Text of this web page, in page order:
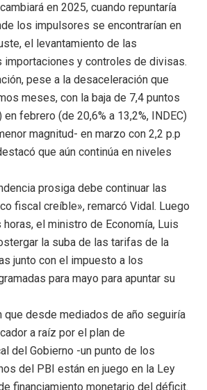
en 2025, cuando repuntaría
los impulsores se encontrarían en
el levantamiento de las
importaciones y controles de divisas.
pese a la desaceleración que
meses, con la baja de 7,4 puntos
febrero (de 20,6% a 13,2%, INDEC)
magnitud- en marzo con 2,2 p.p
que aún continúa en niveles
prosiga debe continuar las
fiscal creíble», remarcó Vidal. Luego
el ministro de Economía, Luis
la suba de las tarifas de la
junto con el impuesto a los
para mayo para apuntar su
que desde mediados de año seguiría
a raíz por el plan de
del Gobierno -un punto de los
del PBI están en juego en la Ley
financiamiento monetario del déficit.